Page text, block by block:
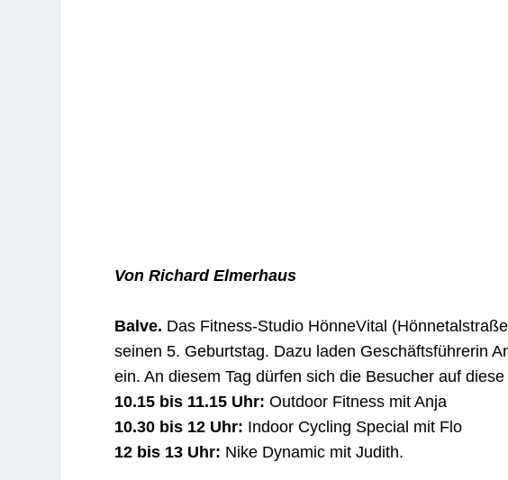
Von Richard Elmerhaus
Balve. Das Fitness-Studio HönneVital
seinen 5. Geburtstag. Dazu laden Geschäftsführerin
ein. An diesem Tag dürfen sich die Besucher auf
10.15 bis 11.15 Uhr: Outdoor Fitness mit Anja
10.30 bis 12 Uhr: Indoor Cycling Special mit Flo
12 bis 13 Uhr: Nike Dynamic mit Judith.